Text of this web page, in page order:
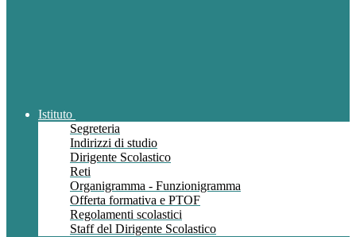
Istituto
Segreteria
Indirizzi di studio
Dirigente Scolastico
Reti
Organigramma - Funzionigramma
Offerta formativa e PTOF
Regolamenti scolastici
Staff del Dirigente Scolastico